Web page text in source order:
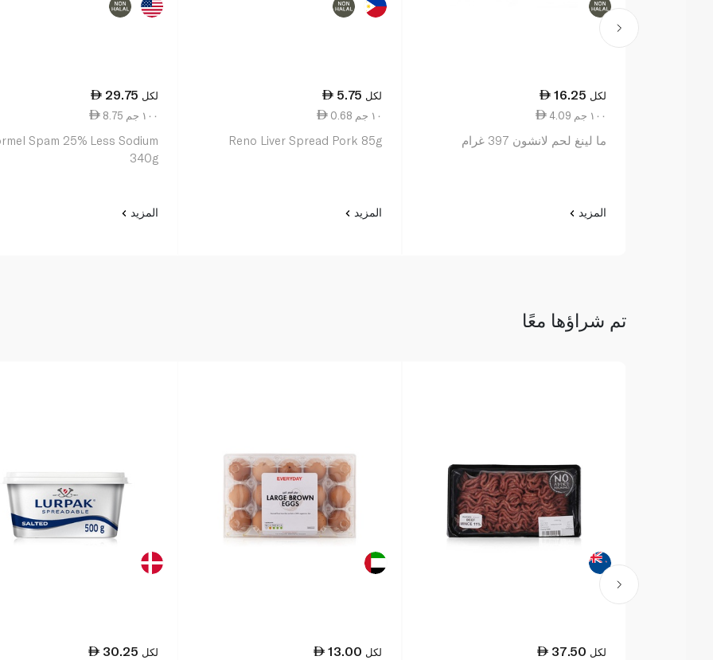
16.25 لكل
4.09 ١٠٠ جم
ما لينغ لحم لانشون 397 غرام
المزيد
5.75 لكل
0.68 ١٠ جم
Reno Liver Spread Pork 85g
المزيد
29.75 لكل
8.75 ١٠٠ جم
Spam 25% Less Sodium
340g
المزيد
تم شراؤها معًا
37.50 لكل
13.00 لكل
30.25 لكل